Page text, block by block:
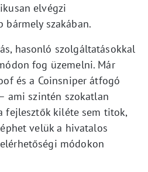
elvégzi
bármely szakában.
hasonló szolgáltatásokkal
fog üzemelni. Már
és a Coinsniper átfogó
ami szintén szokatlan
fejlesztők kiléte sem titok,
velük a hivatalos
módokon